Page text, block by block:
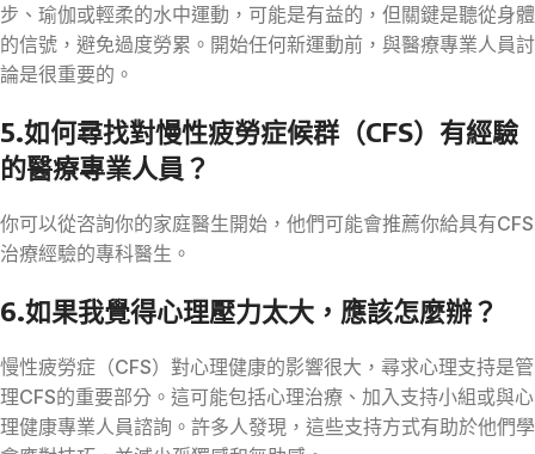
步、瑜伽或輕柔的水中運動，可能是有益的，但關鍵是聽從身體
的信號，避免過度勞累。開始任何新運動前，與醫療專業人員討
論是很重要的。
5.如何尋找對慢性疲勞症候群（CFS）有經驗
的醫療專業人員？
你可以從咨詢你的家庭醫生開始，他們可能會推薦你給具有CFS
治療經驗的專科醫生。
6.如果我覺得心理壓力太大，應該怎麼辦？
慢性疲勞症（CFS）對心理健康的影響很大，尋求心理支持是管
理CFS的重要部分。這可能包括心理治療、加入支持小組或與心
理健康專業人員諮詢。許多人發現，這些支持方式有助於他們學